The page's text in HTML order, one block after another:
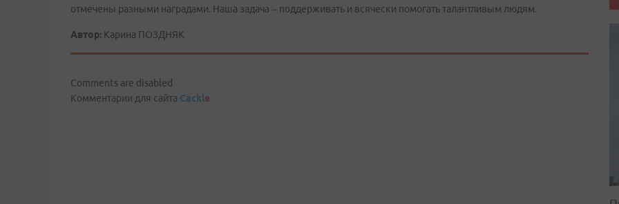
отмечены разными наградами. Наша задача – поддерживать и всячески помогать талантливым людям.
Автор: Карина ПОЗДНЯК
Comments are disabled
Комментарии для сайта Cackle